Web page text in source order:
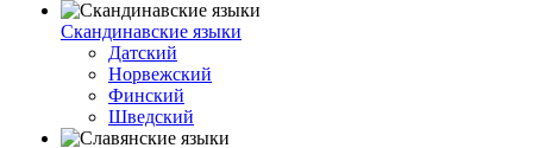
Скандинавские языки
Датский
Норвежский
Финский
Шведский